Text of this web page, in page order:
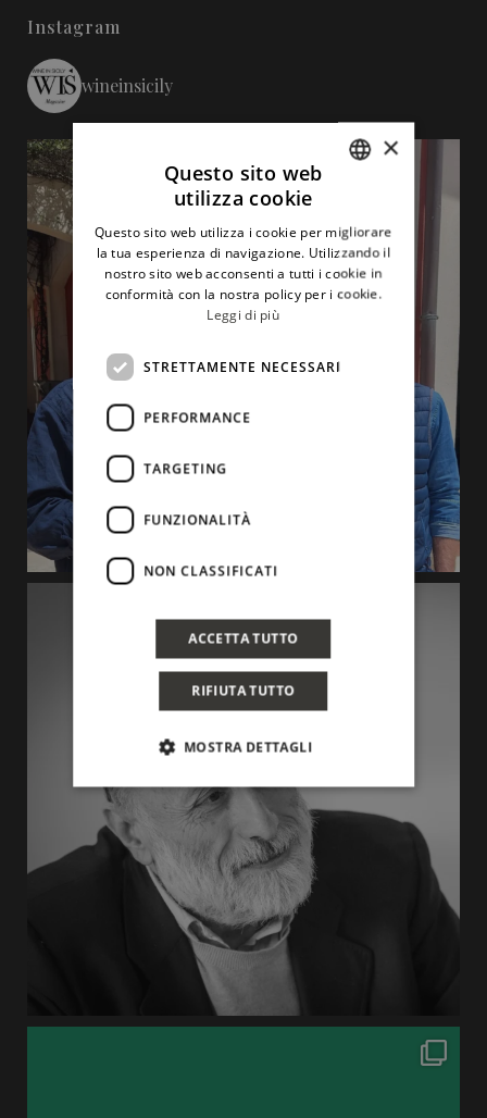
Instagram
wineinsicily
ENGLISH
×
Questo sito web
utilizza cookie
Questo sito web utilizza i cookie per migliorare
la tua esperienza di navigazione. Utilizzando il
nostro sito web acconsenti a tutti i cookie in
conformità con la nostra policy per i cookie.
Leggi di più
STRETTAMENTE NECESSARI
PERFORMANCE
TARGETING
FUNZIONALITÀ
NON CLASSIFICATI
ACCETTA TUTTO
RIFIUTA TUTTO
MOSTRA DETTAGLI